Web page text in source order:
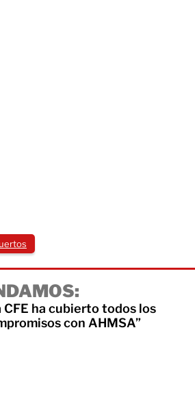
CFE ha cubierto todos los
con AHMSA”